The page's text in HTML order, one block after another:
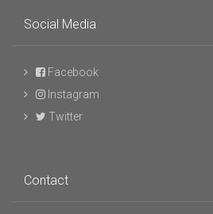
Social Media
Facebook
Instagram
Twitter
Contact